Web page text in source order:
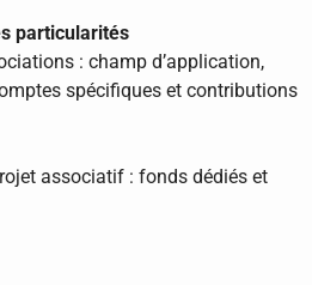
particularités
: champ d’application,
spécifiques et contributions
associatif : fonds dédiés et